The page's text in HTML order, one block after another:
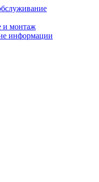
и монтаж
информации